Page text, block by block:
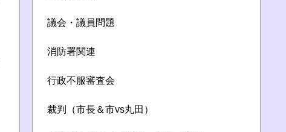
議会・議員問題
消防署関連
行政不服審査会
裁判（市長＆市vs丸田）